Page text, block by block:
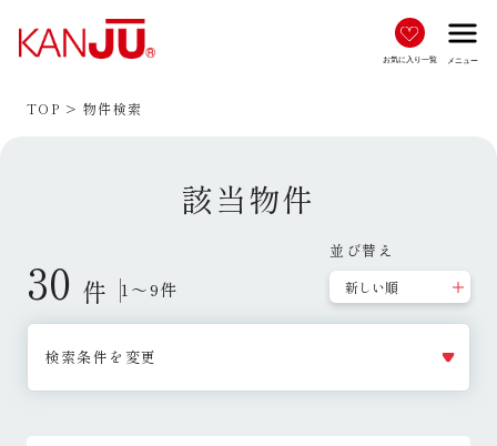
お気に入り一覧
menu
メニュー
TOP 物件検索
該当物件
30 件 1～9件
並び替え
検索条件を変更